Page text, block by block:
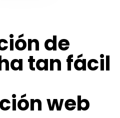
de
tan fácil
web